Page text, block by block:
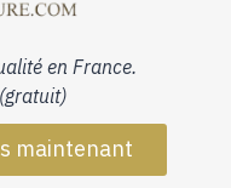
en France.
(gratuit)
maintenant